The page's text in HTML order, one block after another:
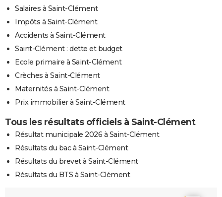
Salaires à Saint-Clément
Impôts à Saint-Clément
Accidents à Saint-Clément
Saint-Clément : dette et budget
Ecole primaire à Saint-Clément
Crèches à Saint-Clément
Maternités à Saint-Clément
Prix immobilier à Saint-Clément
Tous les résultats officiels à Saint-Clément
Résultat municipale 2026 à Saint-Clément
Résultats du bac à Saint-Clément
Résultats du brevet à Saint-Clément
Résultats du BTS à Saint-Clément